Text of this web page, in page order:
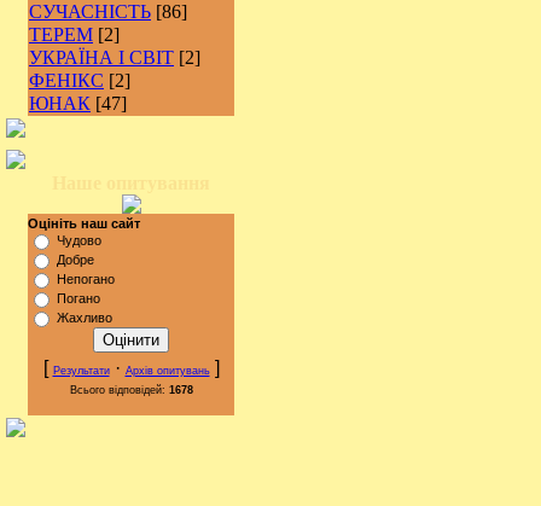
СУЧАСНІСТЬ [86]
ТЕРЕМ [2]
УКРАЇНА І СВІТ [2]
ФЕНІКС [2]
ЮНАК [47]
Оцініть наш сайт
Чудово
Добре
Непогано
Погано
Жахливо
[ Результати· Архів опитувань]
Всього відповідей: 1678